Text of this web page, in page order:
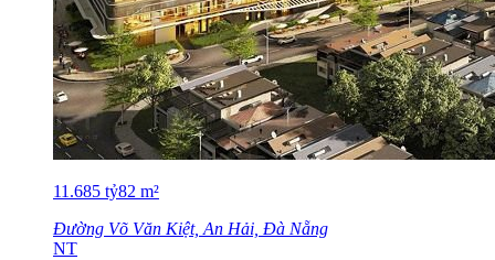
11.685 tỷ82 m²
Đường Võ Văn Kiệt, An Hải, Đà Nẵng
NT